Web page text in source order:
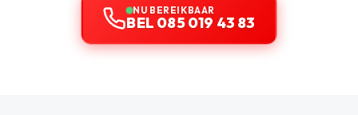
NU BEREIKBAAR
BEL 085 019 43 83